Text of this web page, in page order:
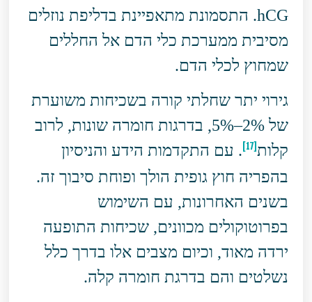
hCG. התסמונת מתאפיינת בדליפת נוזלים
מסיבית ממערכת כלי הדם אל החללים
שמחוץ לכלי הדם.
גירוי יתר שחלתי קורה בשכיחות משוערת
של 2%–5%, בדרגות חומרה שונות, לרוב
קלות[17]
. עם התקדמות הידע והניסיון
בהפריה חוץ גופית הולך ופוחת סיבוך זה.
בשנים האחרונות, עם השימוש
בפרוטוקולים מכוונים, שכיחות התופעה
ירדה מאוד, וכיום מצבים אלו בדרך כלל
נשלטים והם בדרגת חומרה קלה.